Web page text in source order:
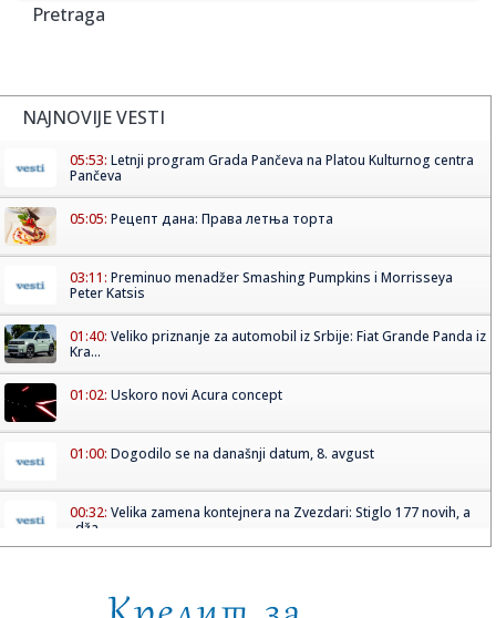
Pretraga
NAJNOVIJE VESTI
05:53: Letnji program Grada Pančeva na Platou Kulturnog centra
Pančeva
05:05: Рецепт дана: Права летња торта
03:11: Preminuo menadžer Smashing Pumpkins i Morrisseya
Peter Katsis
01:40: Veliko priznanje za automobil iz Srbije: Fiat Grande Panda iz
Kra...
01:02: Uskoro novi Acura concept
01:00: Dogodilo se na današnji datum, 8. avgust
00:32: Velika zamena kontejnera na Zvezdari: Stiglo 177 novih, a
„dža...